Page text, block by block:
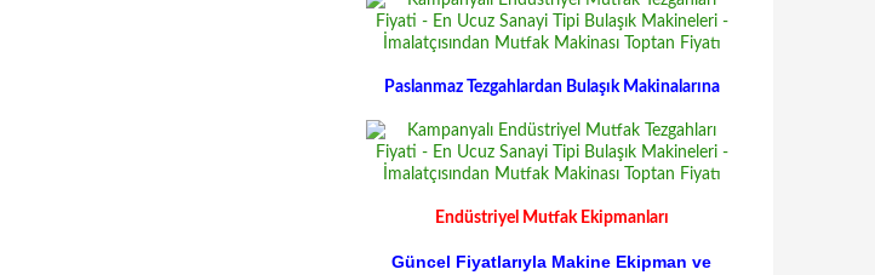
Paslanmaz Tezgahlardan Bulaşık Makinalarına
Endüstriyel Mutfak Ekipmanları
Güncel Fiyatlarıyla Makine Ekipman ve